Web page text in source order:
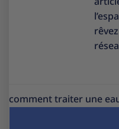
comment traiter une